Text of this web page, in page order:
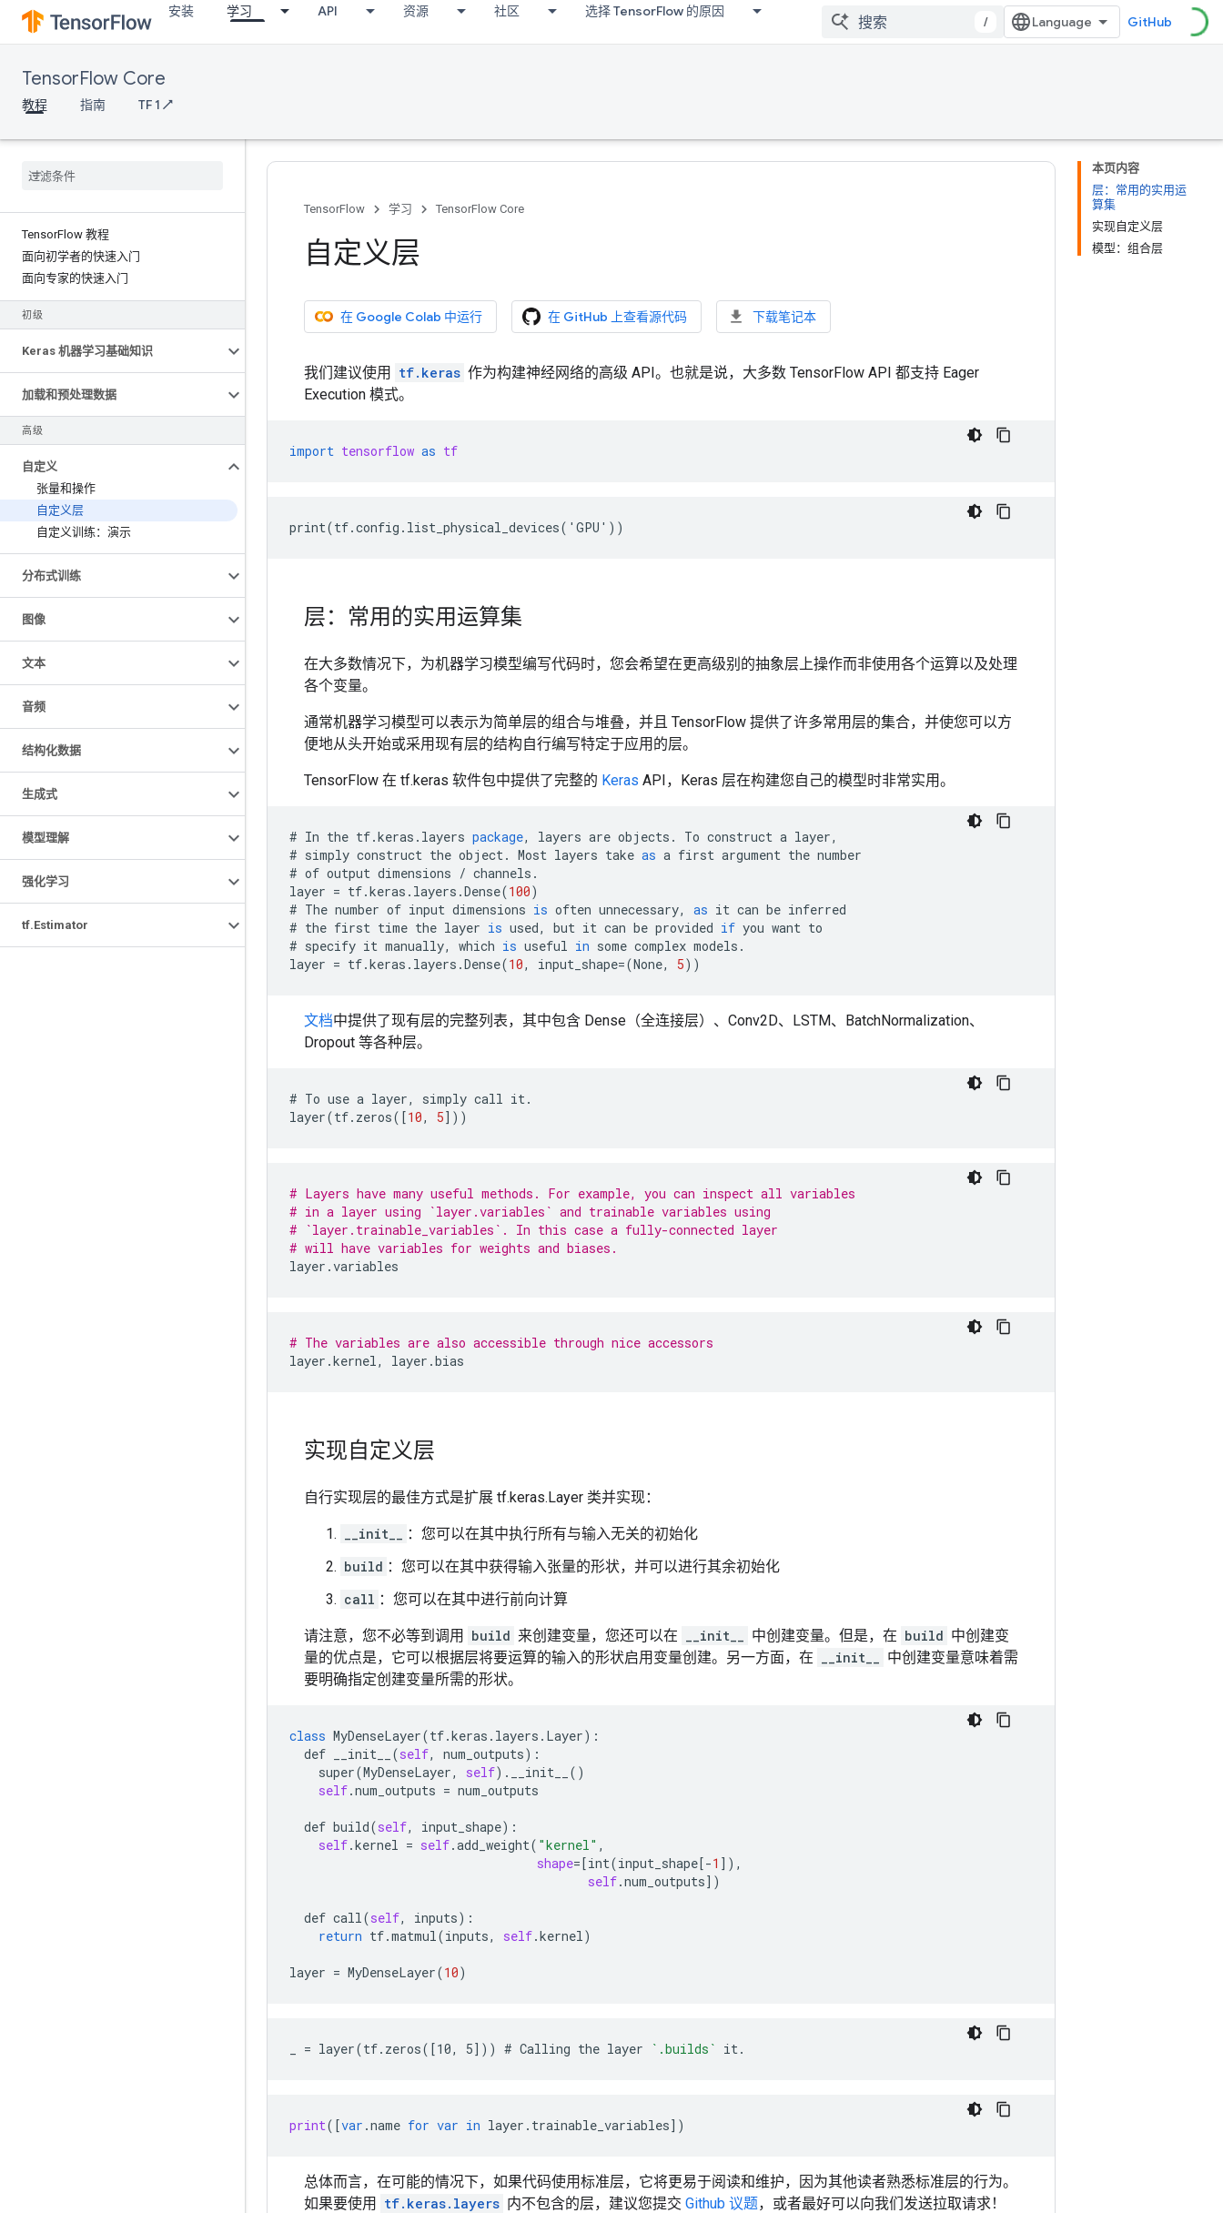
安装 学习 API 资源 社区 选择 TensorFlow 的原因
/ GitHub
TensorFlow Core
教程 指南 TF 1 ↗
TensorFlow 教程
面向初学者的快速入门
面向专家的快速入门
初级
Keras 机器学习基础知识
加载和预处理数据
高级
自定义
张量和操作
自定义层
自定义训练：演示
分布式训练
图像
文本
音频
结构化数据
生成式
模型理解
强化学习
tf.Estimator
本页内容
层：常用的实用运
算集
实现自定义层
模型：组合层
TensorFlow 学习 TensorFlow Core
自定义层
在 Google Colab 中运行 在 GitHub 上查看源代码 下载笔记本
我们建议使用 tf.keras 作为构建神经网络的高级 API。也就是说，大多数 TensorFlow API 都支持 Eager
Execution 模式。
import tensorflow as tf
层：常用的实用运算集
在大多数情况下，为机器学习模型编写代码时，您会希望在更高级别的抽象层上操作而非使用各个运算以及处理
各个变量。
通常机器学习模型可以表示为简单层的组合与堆叠，并且 TensorFlow 提供了许多常用层的集合，并使您可以方
便地从头开始或采用现有层的结构自行编写特定于应用的层。
TensorFlow 在 tf.keras 软件包中提供了完整的 Keras API，Keras 层在构建您自己的模型时非常实用。
# In the tf.keras . layers package, layers are objects . To construct a layer,
# simply construct the object. Most layers take as a first argument the number
# of output dimensions / channels .
layer = tf.keras . layers .Dense(100)
# The number of input dimensions is often unnecessary, as it can be inferred
# the first time the layer is used, but it can be provided if you want to
# specify it manually, which is useful in some complex models .
layer = tf.keras . layers .Dense(10, input_shape=(None, 5))
文档中提供了现有层的完整列表，其中包含 Dense（全连接层）、Conv2D、LSTM、BatchNormalization、
Dropout 等各种层。
# To use a layer, simply call it.
layer(tf. zeros([10, 5]))
# Layers have many useful methods. For example, you can inspect all variables
# in a layer using `layer.variables` and trainable variables using
# `layer.trainable_variables`. In this case a fully-connected layer
# will have variables for weights and biases.
layer .variables
# The variables are also accessible through nice accessors
layer .kernel, layer .bias
实现自定义层
自行实现层的最佳方式是扩展 tf.keras.Layer 类并实现：
__init__
：您可以在其中执行所有与输入无关的初始化
build ：您可以在其中获得输入张量的形状，并可以进行其余初始化
call ：您可以在其中进行前向计算
请注意，您不必等到调用 build 来创建变量，您还可以在 __init__ 中创建变量。但是，在 build 中创建变
量的优点是，它可以根据层将要运算的输入的形状启用变量创建。另一方面，在
__init__
中创建变量意味着需
要明确指定创建变量所需的形状。
class MyDenseLayer(tf.keras . layers . Layer):
def
__init__ (self, num_outputs):
super(MyDenseLayer, self). __init__
()
self.num_outputs = num_outputs
def build(self, input_shape):
self.kernel = self.add_weight( "kernel" ,
shape=[int(input_shape[-1 ]),
self.num_outputs])
def call(self, inputs):
return tf.matmul(inputs, self.kernel)
layer = MyDenseLayer(10
_ = layer(tf.zeros([10, 5])) # Calling the layer `.builds`
print([var .name for var in layer . trainable_variables])
总体而言，在可能的情况下，如果代码使用标准层，它将更易于阅读和维护，因为其他读者熟悉标准层的行为。
如果要使用
tf.keras.layers 内不包含的层，建议您提交 Github 议题，或者最好可以向我们发送拉取请求！